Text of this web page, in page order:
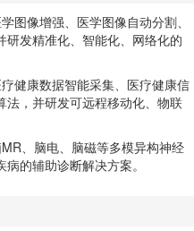
图像增强、医学图像自动分割、
研发精准化、智能化、网络化的
健康数据智能采集、医疗健康信
法，并研发可远程移动化、物联
MR 、脑电、脑磁等多模异构神经
的辅助诊断解决方案。